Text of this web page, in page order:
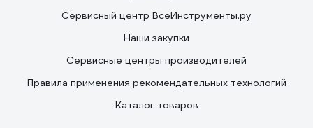
Сервисный центр ВсеИнструменты.ру
Наши закупки
Сервисные центры производителей
Правила применения рекомендательных технологий
Каталог товаров